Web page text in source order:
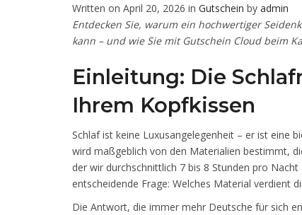
Written on April 20, 2026 in Gutschein by admin
Entdecken Sie, warum ein hochwertiger
kann – und wie Sie mit Gutschein Cloud beim
Einleitung: Die
Ihrem Kopfkissen
Schlaf ist keine Luxusangelegenheit – er ist eine
wird maßgeblich von den Materialien bestimmt,
der wir durchschnittlich 7 bis 8 Stunden pro
entscheidende Frage: Welches Material verdient
Die Antwort, die immer mehr Deutsche für sich